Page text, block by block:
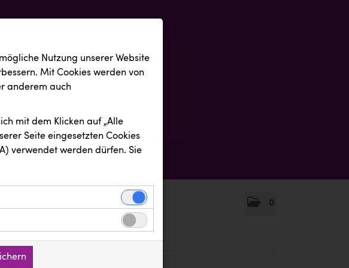
0
Nutzung unserer Website
Mit Cookies werden von
anderem auch
mit dem Klicken auf „Alle
Seite eingesetzten Cookies
verwendet werden dürfen. Sie
und sind für die einwandfreie
keine personenbezogenen